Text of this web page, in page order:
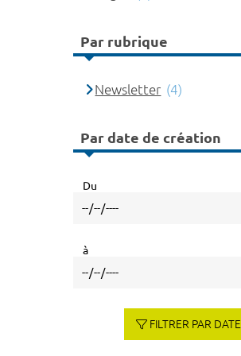
Par rubrique
Newsletter (4)
Par date de création
Du
à
FILTRER PAR DATE